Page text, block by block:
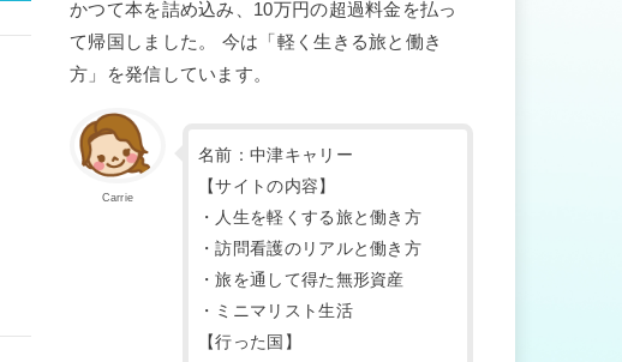
かつて本を詰め込み、10万円の超過料金を払っ
て帰国しました。 今は「軽く生きる旅と働き
方」を発信しています。
Carrie
名前：中津キャリー
【サイトの内容】
・人生を軽くする旅と働き方
・訪問看護のリアルと働き方
・旅を通して得た無形資産
・ミニマリスト生活
【行った国】